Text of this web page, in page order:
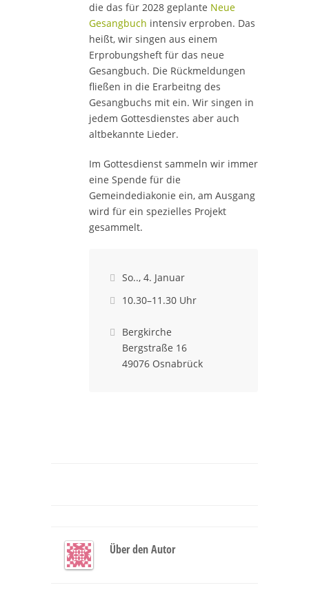
die das für 2028 geplante Neue
Gesangbuch intensiv erproben. Das
heißt, wir singen aus einem
Erprobungsheft für das neue
Gesangbuch. Die Rückmeldungen
fließen in die Erarbeitng des
Gesangbuchs mit ein. Wir singen in
jedem Gottesdienstes aber auch
altbekannte Lieder.
Im Gottesdienst sammeln wir immer
eine Spende für die
Gemeindediakonie ein, am Ausgang
wird für ein spezielles Projekt
gesammelt.
 So.., 4. Januar
 10.30–11.30 Uhr

Bergkirche
Bergstraße 16
49076 Osnabrück
Über den Autor